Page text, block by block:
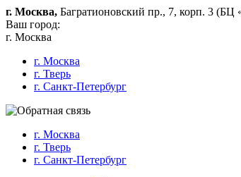
г. Москва, Багратионовский пр., 7, корп. 3 (БЦ
Ваш город:
г. Москва
г. Москва
г. Тверь
г. Санкт-Петербург
г. Москва
г. Тверь
г. Санкт-Петербург